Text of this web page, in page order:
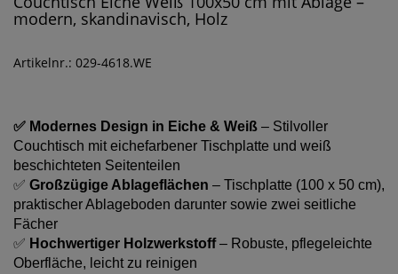
modern, skandinavisch, Holz
Artikelnr.: 029-4618.WE
✅ Modernes Design in Eiche & Weiß – Stilvoller
Couchtisch mit eichefarbener Tischplatte und weiß
beschichteten Seitenteilen
✅ Großzügige Ablageflächen – Tischplatte (100 x 50 cm),
praktischer Ablageboden darunter sowie zwei seitliche
Fächer
✅ Hochwertiger Holzwerkstoff– Robuste, pflegeleichte
Oberfläche, leicht zu reinigen